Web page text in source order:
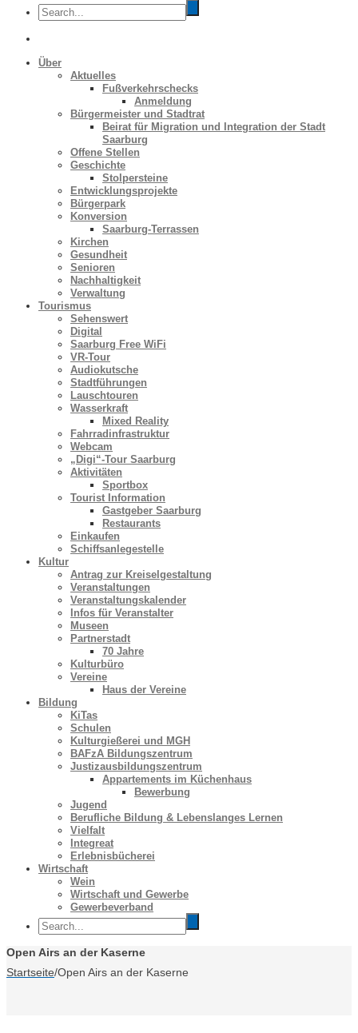
Über
Aktuelles
Fußverkehrschecks
Anmeldung
Bürgermeister und Stadtrat
Beirat für Migration und Integration der Stadt
Saarburg
Offene Stellen
Geschichte
Stolpersteine
Entwicklungsprojekte
Bürgerpark
Konversion
Saarburg-Terrassen
Kirchen
Gesundheit
Senioren
Nachhaltigkeit
Verwaltung
Tourismus
Sehenswert
Digital
Saarburg Free WiFi
VR-Tour
Audiokutsche
Stadtführungen
Lauschtouren
Wasserkraft
Mixed Reality
Fahrradinfrastruktur
Webcam
„Digi“-Tour Saarburg
Aktivitäten
Sportbox
Tourist Information
Gastgeber Saarburg
Restaurants
Einkaufen
Schiffsanlegestelle
Kultur
Antrag zur Kreiselgestaltung
Veranstaltungen
Veranstaltungskalender
Infos für Veranstalter
Museen
Partnerstadt
70 Jahre
Kulturbüro
Vereine
Haus der Vereine
Bildung
KiTas
Schulen
Kulturgießerei und MGH
BAFzA Bildungszentrum
Justizausbildungszentrum
Appartements im Küchenhaus
Bewerbung
Jugend
Berufliche Bildung & Lebenslanges Lernen
Vielfalt
Integreat
Erlebnisbücherei
Wirtschaft
Wein
Wirtschaft und Gewerbe
Gewerbeverband
Open Airs an der Kaserne
Startseite/Open Airs an der Kaserne